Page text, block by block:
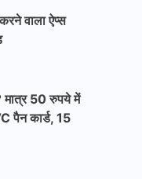
वाला ऐप्स
50 रुपये में
पैन कार्ड, 15